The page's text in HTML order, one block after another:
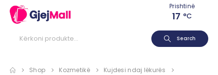
Prishtinë
17 °C
Search
Shop Kozmetikë
Kujdesi ndaj lëkurës